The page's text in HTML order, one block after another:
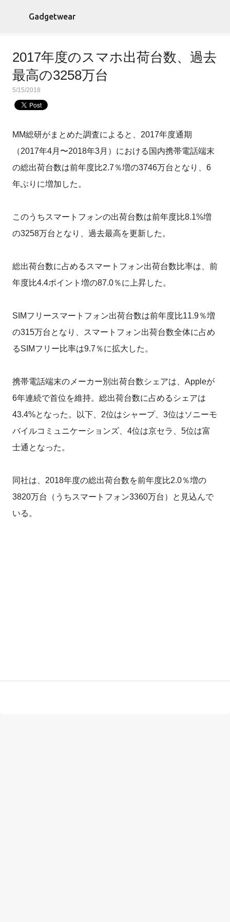
スキップしてメイン コンテンツに移動
Gadgetwear
2017年度のスマホ出荷台数、過去
最高の3258万台
5/15/2018
MM総研がまとめた調査によると、2017年度通期
（2017年4月〜2018年3月）における国内携帯電話端末
の総出荷台数は前年度比2.7％増の3746万台となり、6
年ぶりに増加した。
このうちスマートフォンの出荷台数は前年度比8.1%増
の3258万台となり、過去最高を更新した。
総出荷台数に占めるスマートフォン出荷台数比率は、前
年度比4.4ポイント増の87.0％に上昇した。
SIMフリースマートフォン出荷台数は前年度比11.9％増
の315万台となり、スマートフォン出荷台数全体に占め
るSIMフリー比率は9.7％に拡大した。
携帯電話端末のメーカー別出荷台数シェアは、Appleが
6年連続で首位を維持。総出荷台数に占めるシェアは
43.4%となった。以下、2位はシャープ、3位はソニーモ
バイルコミュニケーションズ、4位は京セラ、5位は富
士通となった。
同社は、2018年度の総出荷台数を前年度比2.0％増の
3820万台（うちスマートフォン3360万台）と見込んで
いる。